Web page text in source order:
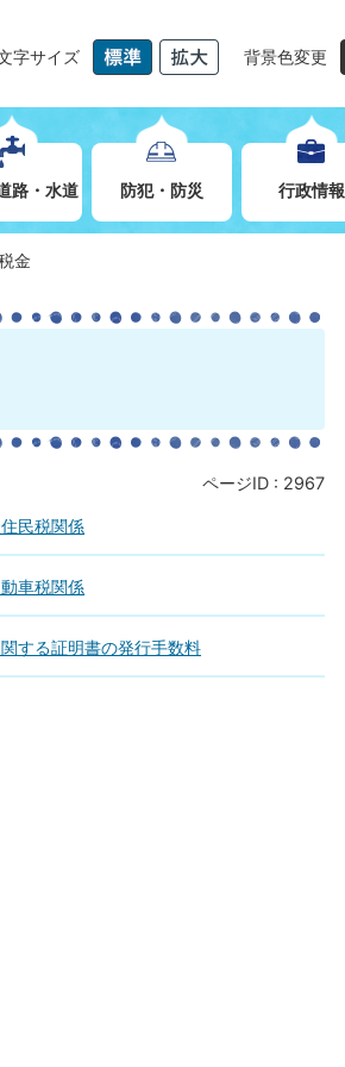
字サイズ 背景色変更
路・水道 防犯・防災 行政情報
金
ページID : 2967
民税関係
車税関係
する証明書の発行手数料